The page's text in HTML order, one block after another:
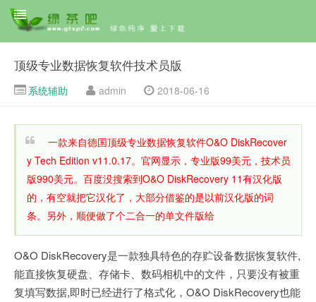
顶级专业数据恢复软件技术员版
系统辅助 admin 2018-06-16
一款来自德国顶级专业数据恢复软件O&O DiskRecover
y Tech Edition v11.0.17。官网显示，专业版99美元，技术员
版990美元。百度没搜索到O&O DiskRecovery 11有汉化版
的，有空就把它汉化了，大部分借鉴的是以前汉化版的词
条。另外，顺便做了个二合一的单文件版给
O&O DiskRecovery是一款独具特色的存贮设备数据恢复软件,
能直接恢复硬盘、存储卡、数码相机中的文件，只要没有被重
复填写数据,即时已经进行了格式化，O&O DiskRecovery也能